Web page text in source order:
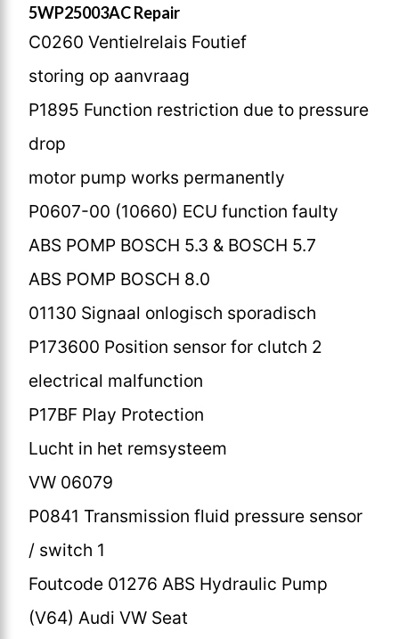
5WP25003AC Repair
C0260 Ventielrelais Foutief
storing op aanvraag
P1895 Function restriction due to pressure
drop
motor pump works permanently
P0607-00 (10660) ECU function faulty
ABS POMP BOSCH 5.3 & BOSCH 5.7
ABS POMP BOSCH 8.0
01130 Signaal onlogisch sporadisch
P173600 Position sensor for clutch 2
electrical malfunction
P17BF Play Protection
Lucht in het remsysteem
VW 06079
P0841 Transmission fluid pressure sensor
/ switch 1
Foutcode 01276 ABS Hydraulic Pump
(V64) Audi VW Seat